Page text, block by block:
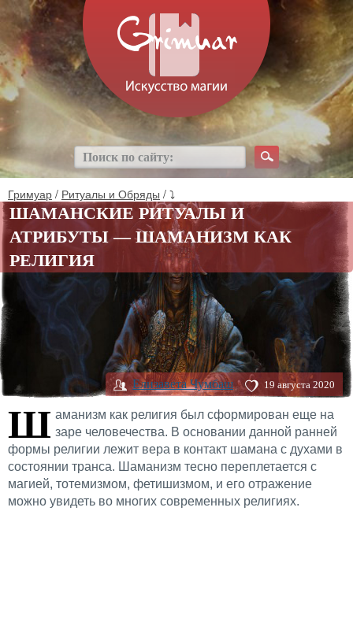
Гримуар / Ритуалы и Обряды / ⤵
ШАМАНСКИЕ РИТУАЛЫ И
АТРИБУТЫ — ШАМАНИЗМ КАК
РЕЛИГИЯ
Елизавета Чумбаш 19 августа 2020
Ш аманизм как религия был сформирован еще на
заре человечества. В основании данной ранней
формы религии лежит вера в контакт шамана с духами в
состоянии транса. Шаманизм тесно переплетается с
магией, тотемизмом, фетишизмом, и его отражение
можно увидеть во многих современных религиях.